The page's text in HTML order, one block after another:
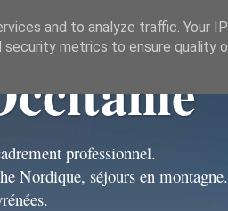
professionnel.
Nordique, séjours en montagne.
and to analyze traffic. Your
metrics to ensure quality